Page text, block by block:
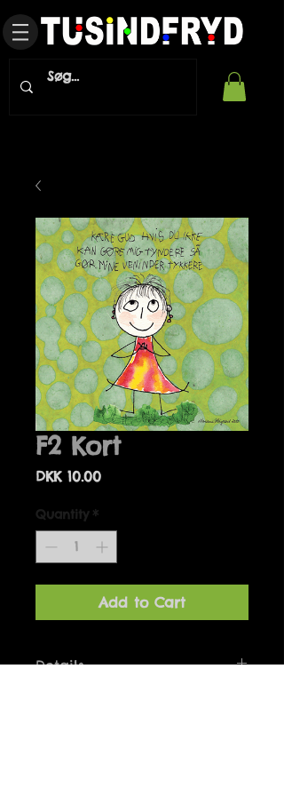
F2 Kort
DKK 10.00Price
Quantity *
Add to Cart
Details